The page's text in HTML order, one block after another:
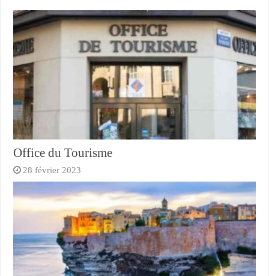
Office du Tourisme
28 février 2023